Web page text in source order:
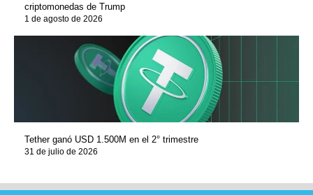
criptomonedas de Trump
1 de agosto de 2026
Tether ganó USD 1.500M en el 2° trimestre
31 de julio de 2026